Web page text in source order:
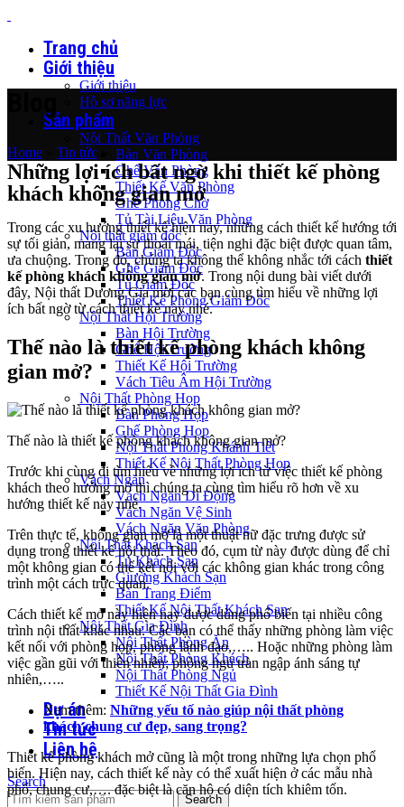
Trang chủ
Giới thiệu
Giới thiệu
Hồ sơ năng lực
Sản phẩm
Nội Thất Văn Phòng
Bàn Văn Phòng
Ghế Văn Phòng
Thiết Kế Văn Phòng
Ghế Phòng Chờ
Tủ Tài Liệu Văn Phòng
Nội thất giám đốc
Bàn Giám Đốc
Ghế Giám Đốc
Tủ Giám Đốc
Thiết Kế Phòng Giám Đốc
Nội Thất Hội Trường
Bàn Hội Trường
Ghế Hội Trường
Thiết Kế Hội Trường
Vách Tiêu Âm Hội Trường
Nội Thất Phòng Họp
Bàn Phòng Họp
Ghế Phòng Họp
Nội Thất Phòng Khánh Tiết
Thiết Kế Nội Thất Phòng Họp
Vách Ngăn
Vách Ngăn Di Động
Vách Ngăn Vệ Sinh
Vách Ngăn Văn Phòng
Nội Thất Khách Sạn
Tủ Khách Sạn
Giường Khách Sạn
Bàn Trang Điểm
Thiết Kế Nội Thất Khách Sạn
Nội Thất Gia Đình
Nội Thất Phòng Ăn
Nội Thất Phòng Khách
Nội Thất Phòng Ngủ
Thiết Kế Nội Thất Gia Đình
Dự án
Tin tức
Liên hệ
Search
Search
Blog
Home Tin tức
Những lợi ích bất ngờ khi thiết kế phòng
khách không gian mở
Trong các xu hướng thiết kế hiện nay, những cách thiết kế hướng tới
sự tối giản, mang lại sự thoải mái, tiện nghi đặc biệt được quan tâm,
ưa chuộng. Trong đó, chúng ta không thể không nhắc tới cách thiết
kế phòng khách không gian mở. Trong nội dung bài viết dưới
đây, Nội thất Dương Gia mời các bạn cùng tìm hiểu về những lợi
ích bất ngờ từ cách thiết kế này nhé.
Thế nào là thiết kế phòng khách không
gian mở?
Thế nào là thiết kế phòng khách không gian mở?
Trước khi cùng đi tìm hiểu về những lợi ích từ việc thiết kế phòng
khách theo hướng mở thì chúng ta cùng tìm hiểu rõ hơn về xu
hướng thiết kế này nhé.
Trên thực tế, không gian mở là một thuật nữ đặc trưng được sử
dụng trong thiết kế nội thất. Theo đó, cụm từ này được dùng để chỉ
một không gian có thể kết nối với các không gian khác trong công
trình một cách trực quan.
Cách thiết kế mở này hiện nay được dùng phổ biến tại nhiều công
trình nội thất khác nhau. Các bạn có thể thấy những phòng làm việc
kết nối với phòng họp, phòng lãnh đạo,….. Hoặc những phòng làm
việc gần gũi với thiên nhiên; phòng ngủ tràn ngập ánh sáng tự
nhiên,…..
Xem thêm: Những yếu tố nào giúp nội thất phòng
khách chung cư đẹp, sang trọng?
Thiết kế phòng khách mở cũng là một trong những lựa chọn phổ
biến. Hiện nay, cách thiết kế này có thể xuất hiện ở các mẫu nhà
phố, chung cư,…. đặc biệt là căn hộ có diện tích khiêm tốn.